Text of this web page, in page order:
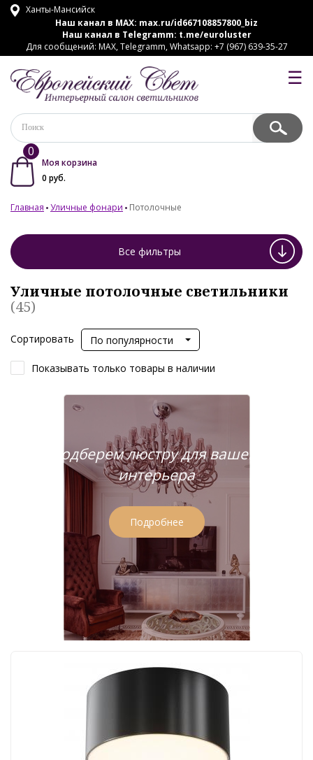
Ханты-Мансийск
Наш канал в MAX: max.ru/id667108857800_biz
Наш канал в Telegramm: t.me/euroluster
Для сообщений: MAX, Telegramm, Whatsapp: +7 (967) 639-35-27
☰
0
Моя корзина
0 руб.
Главная Уличные фонари Потолочные
Все фильтры
Уличные потолочные светильники
(45)
Сортировать По популярности
Показывать только товары в наличии
Подберем люстру для вашего
интерьера
Подробнее